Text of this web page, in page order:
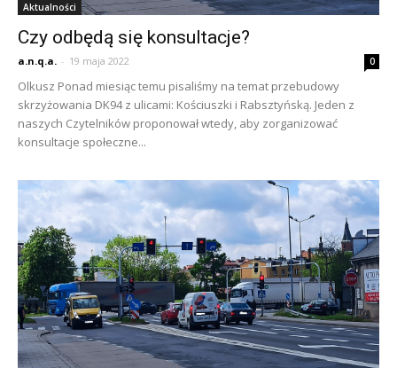
Aktualności
Czy odbędą się konsultacje?
a.n.q.a. - 19 maja 2022 0
Olkusz Ponad miesiąc temu pisaliśmy na temat przebudowy
skrzyżowania DK94 z ulicami: Kościuszki i Rabsztyńską. Jeden z
naszych Czytelników proponował wtedy, aby zorganizować
konsultacje społeczne...